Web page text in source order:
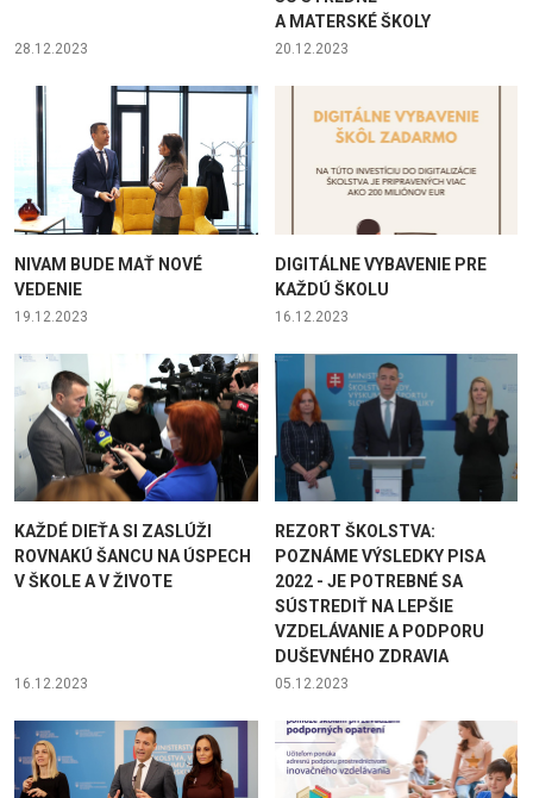
28.12.2023
A MATERSKÉ ŠKOLY
20.12.2023
NIVAM BUDE MAŤ NOVÉ
VEDENIE
19.12.2023
DIGITÁLNE VYBAVENIE PRE
KAŽDÚ ŠKOLU
16.12.2023
KAŽDÉ DIEŤA SI ZASLÚŽI
ROVNAKÚ ŠANCU NA ÚSPECH
V ŠKOLE A V ŽIVOTE
16.12.2023
REZORT ŠKOLSTVA:
POZNÁME VÝSLEDKY PISA
2022 - JE POTREBNÉ SA
SÚSTREDIŤ NA LEPŠIE
VZDELÁVANIE A PODPORU
DUŠEVNÉHO ZDRAVIA
05.12.2023